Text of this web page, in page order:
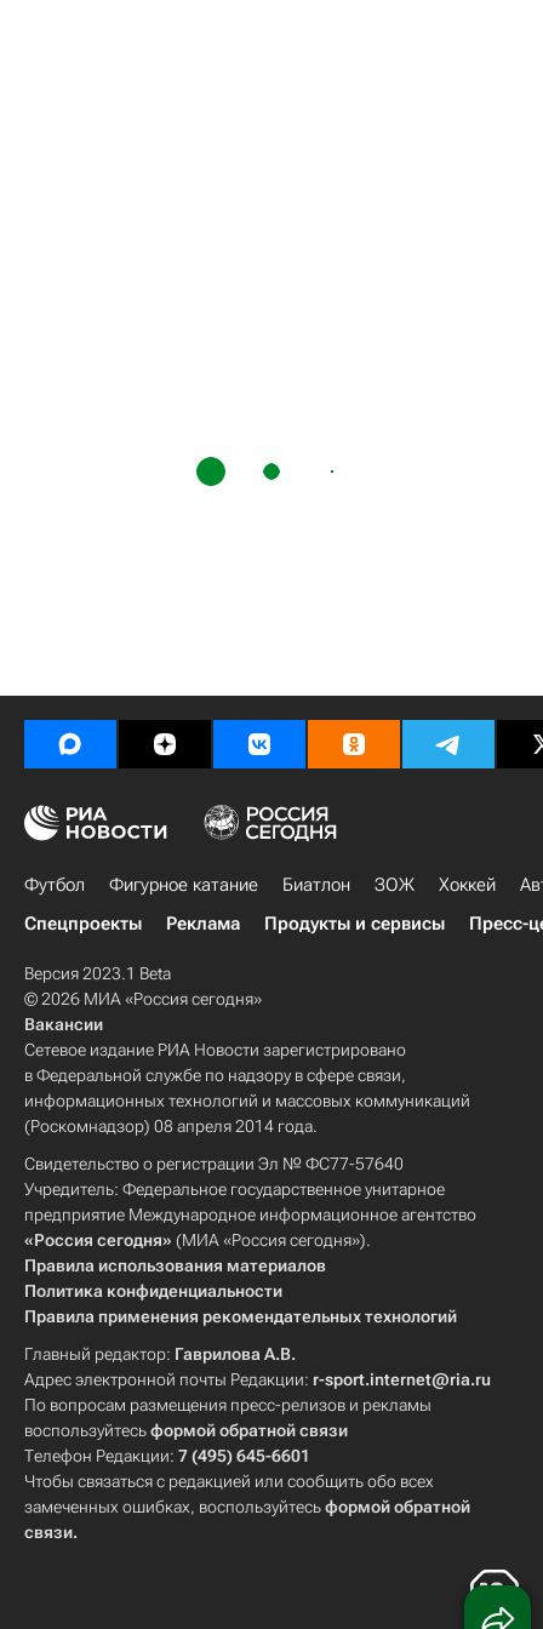
Футбол Фигурное катание Биатлон ЗОЖ Хоккей
Спецпроекты
Реклама Продукты и сервисы Пресс-
Версия 2023.1 Beta
© 2026 МИА «Россия сегодня»
Вакансии
Сетевое издание РИА Новости зарегистрировано
в Федеральной службе по надзору в сфере связи,
информационных технологий и массовых коммуникаций
(Роскомнадзор) 08 апреля 2014 года.
Свидетельство о регистрации Эл № ФС77-57640
Учредитель: Федеральное государственное унитарное
предприятие Международное информационное агентство
«Россия сегодня» (МИА «Россия сегодня»).
Правила использования материалов
Политика конфиденциальности
Правила применения рекомендательных технологий
Главный редактор: Гаврилова А.В.
Адрес электронной почты Редакции: r-sport.internet@ria.ru
По вопросам размещения пресс-релизов и рекламы
воспользуйтесьформой обратной связи
Телефон Редакции: 7 (495) 645-6601
Чтобы связаться с редакцией или сообщить обо всех
замеченных ошибках, воспользуйтесьформой обратной
связи.